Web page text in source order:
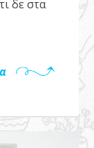
δε στα